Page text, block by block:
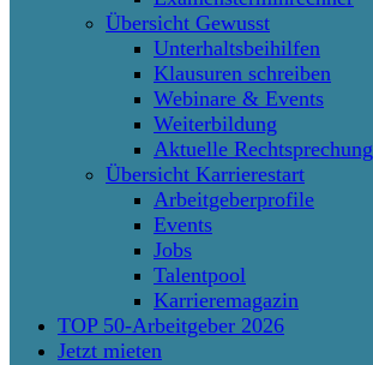
Übersicht Gewusst
Unterhaltsbeihilfen
Klausuren schreiben
Webinare & Events
Weiterbildung
Aktuelle Rechtsprechung
Übersicht Karrierestart
Arbeitgeberprofile
Events
Jobs
Talentpool
Karrieremagazin
TOP 50-Arbeitgeber 2026
Jetzt mieten